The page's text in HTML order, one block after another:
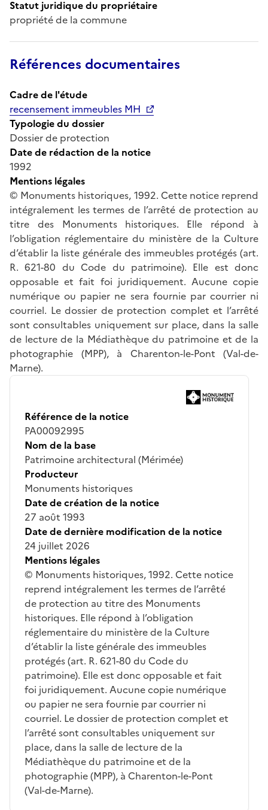
Statut juridique du propriétaire
propriété de la commune
Références documentaires
Cadre de l'étude
recensement immeubles MH
Typologie du dossier
Dossier de protection
Date de rédaction de la notice
1992
Mentions légales
© Monuments historiques, 1992. Cette notice reprend
intégralement les termes de l’arrêté de protection au
titre des Monuments historiques. Elle répond à
l’obligation réglementaire du ministère de la Culture
d’établir la liste générale des immeubles protégés (art.
R. 621-80 du Code du patrimoine). Elle est donc
opposable et fait foi juridiquement. Aucune copie
numérique ou papier ne sera fournie par courrier ni
courriel. Le dossier de protection complet et l’arrêté
sont consultables uniquement sur place, dans la salle
de lecture de la Médiathèque du patrimoine et de la
photographie (MPP), à Charenton-le-Pont (Val-de-
Marne).
Référence de la notice
PA00092995
Nom de la base
Patrimoine architectural (Mérimée)
Producteur
Monuments historiques
Date de création de la notice
27 août 1993
Date de dernière modification de la notice
24 juillet 2026
Mentions légales
© Monuments historiques, 1992. Cette notice
reprend intégralement les termes de l’arrêté
de protection au titre des Monuments
historiques. Elle répond à l’obligation
réglementaire du ministère de la Culture
d’établir la liste générale des immeubles
protégés (art. R. 621-80 du Code du
patrimoine). Elle est donc opposable et fait
foi juridiquement. Aucune copie numérique
ou papier ne sera fournie par courrier ni
courriel. Le dossier de protection complet et
l’arrêté sont consultables uniquement sur
place, dans la salle de lecture de la
Médiathèque du patrimoine et de la
photographie (MPP), à Charenton-le-Pont
(Val-de-Marne).